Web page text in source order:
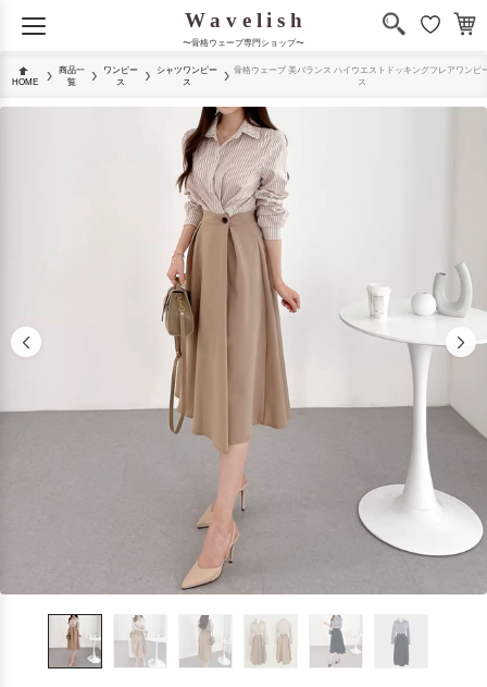
〜骨格ウェーブ専門ショップ〜
HOME
商品一
覧
ワンピー
ス
シャツワンピー
ス
骨格ウェーブ 美バランス ハイウエストドッキングフレアワンピ
ス